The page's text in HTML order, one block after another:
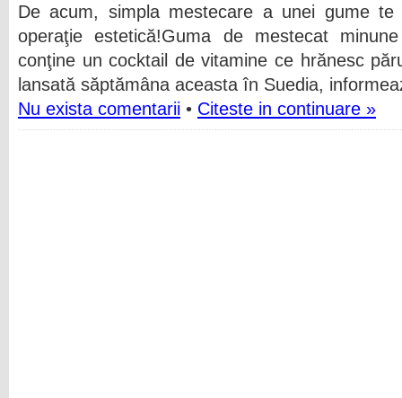
De acum, simpla mestecare a unei gume
operaţie estetică!Guma de mestecat
conţine un cocktail de vitamine ce hrănesc
lansată săptămâna aceasta în Suedia,
Nu exista comentarii • Citeste in continuare »